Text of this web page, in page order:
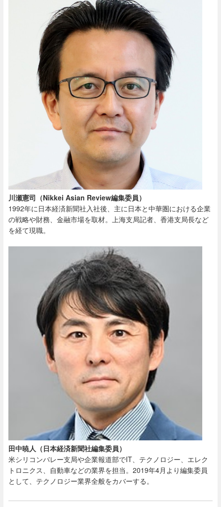
川瀬憲司（Nikkei Asian Review編集委員）
1992年に日本経済新聞社入社後、主に日本と中華圏における企業
の戦略や財務、金融市場を取材。上海支局記者、香港支局長など
を経て現職。
田中暁人（日本経済新聞社編集委員）
米シリコンバレー支局や企業報道部でIT、テクノロジー、エレク
トロニクス、自動車などの業界を担当。2019年4月より編集委員
として、テクノロジー業界全般をカバーする。